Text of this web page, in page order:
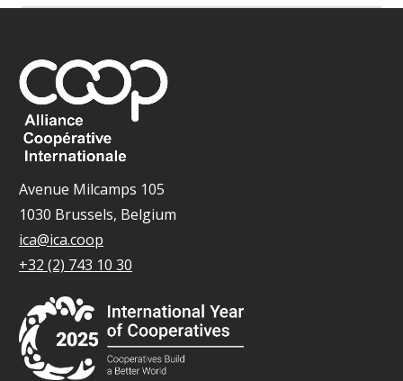
Avenue Milcamps 105
1030 Brussels, Belgium
ica@ica.coop
+32 (2) 743 10 30